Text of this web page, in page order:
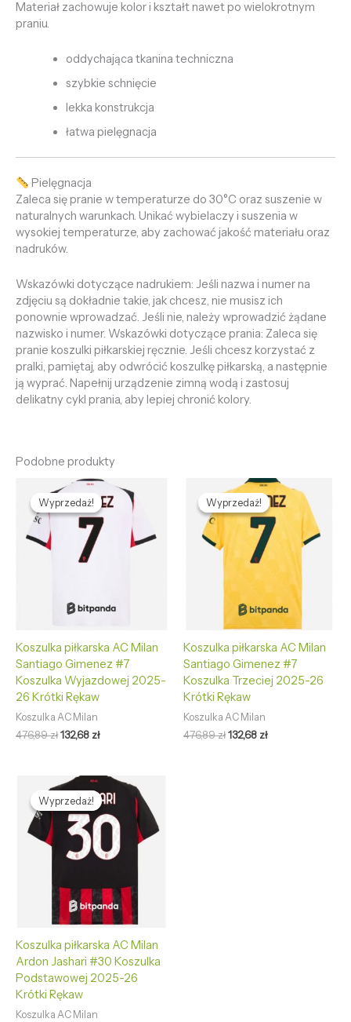
Materiał zachowuje kolor i kształt nawet po wielokrotnym
praniu.
oddychająca tkanina techniczna
szybkie schnięcie
lekka konstrukcja
łatwa pielęgnacja
Pielęgnacja
Zaleca się pranie w temperaturze do 30°C oraz suszenie w
naturalnych warunkach. Unikać wybielaczy i suszenia w
wysokiej temperaturze, aby zachować jakość materiału oraz
nadruków.
Wskazówki dotyczące nadrukiem: Jeśli nazwa i numer na
zdjęciu są dokładnie takie, jak chcesz, nie musisz ich
ponownie wprowadzać. Jeśli nie, należy wprowadzić żądane
nazwisko i numer. Wskazówki dotyczące prania: Zaleca się
pranie koszulki piłkarskiej ręcznie. Jeśli chcesz korzystać z
pralki, pamiętaj, aby odwrócić koszulkę piłkarską, a następnie
ją wyprać. Napełnij urządzenie zimną wodą i zastosuj
delikatny cykl prania, aby lepiej chronić kolory.
Podobne produkty
Wyprzedaż!
Wyprzedaż!
Koszulka piłkarska AC Milan
Santiago Gimenez #7
Koszulka Wyjazdowej 2025-
26 Krótki Rękaw
Koszulka AC Milan
476,89zł
Pierwotna
cena
wynosiła:
476,89 zł.
132,68 zł
Aktualna
cena
wynosi:
132,68 zł.
Wyprzedaż!
Wyprzedaż!
Koszulka piłkarska AC Milan
Santiago Gimenez #7
Koszulka Trzeciej 2025-26
Krótki Rękaw
Koszulka AC Milan
476,89zł
Pierwotna
cena
wynosiła:
476,89 zł.
132,68 zł
Aktualna
cena
wynosi:
132,68 zł.
Wyprzedaż!
Wyprzedaż!
Koszulka piłkarska AC Milan
Ardon Jashari #30 Koszulka
Podstawowej 2025-26
Krótki Rękaw
Koszulka AC Milan
Pierwotna
cena
wynosiła:
476,89 zł.
Aktualna
cena
wynosi:
132,68 zł.